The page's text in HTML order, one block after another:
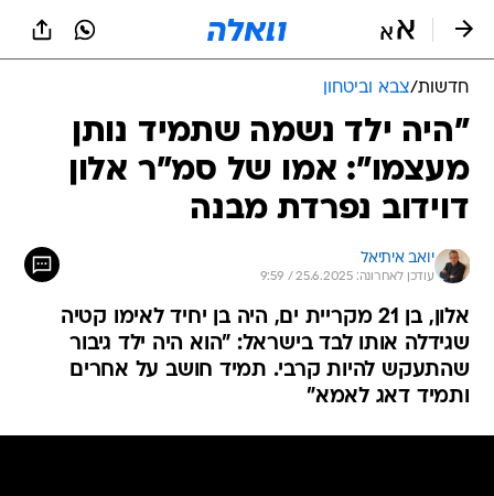
חדשות/צבא וביטחון
"היה ילד נשמה שתמיד נותן
מעצמו": אמו של סמ"ר אלון
דוידוב נפרדת מבנה
יואב איתיאל
עודכן לאחרונה: 25.6.2025 / 9:59
אלון, בן 21 מקריית ים, היה בן יחיד לאימו קטיה
שגידלה אותו לבד בישראל: "הוא היה ילד גיבור
שהתעקש להיות קרבי. תמיד חושב על אחרים
ותמיד דאג לאמא"